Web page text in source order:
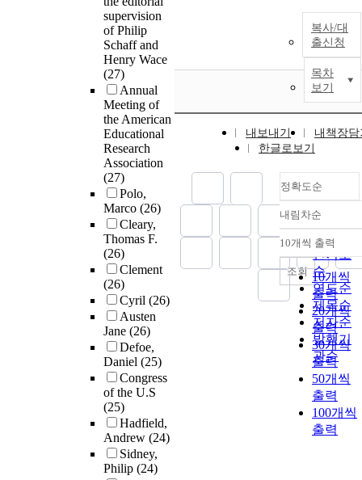
supervision
of Philip
Schaff and
Henry Wace
(27)
Annual
Meeting of
the American
Educational
Research
Association
(27)
Polo,
Marco (26)
Cleary,
Thomas F.
(26)
Clement
(26)
Cyril (26)
Austen
Jane (26)
Defoe,
Daniel (25)
Congress
of the U.S
(25)
Hadfield,
Andrew (24)
Sidney,
Philip (24)
복사/대
출신청
목차
보기
내보내기
내책장담
한글로보기
정확도순
정확도
순
인기도
순
연도순
제목순
저자순
발행기
관순
내림차순
내림차
10개씩 출력
10개씩
출력
20개씩
출력
30개씩
출력
50개씩
출력
100개씩
출력
조회